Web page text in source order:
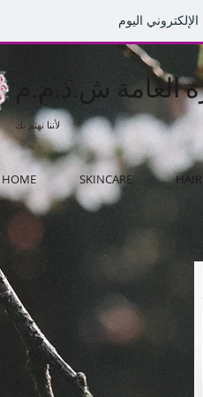
العامة ش.ذ.م.م
لأننا نهتم بك
HOME SKINCARE HAIR